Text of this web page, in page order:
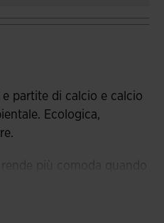
partite di calcio e calcio
Ecologica,
più comoda quando